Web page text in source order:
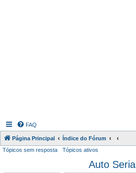
FAQ
Página Principal Índice do Fórum
Tópicos sem resposta Tópicos ativos
Auto Serial